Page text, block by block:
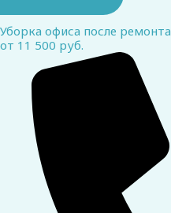
Уборка офиса после ремонта
от 11 500 руб.